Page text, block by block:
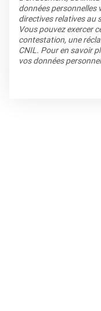
données personnelles
directives relatives au
Vous pouvez exercer
contestation, une
CNIL. Pour en savoir
vos données